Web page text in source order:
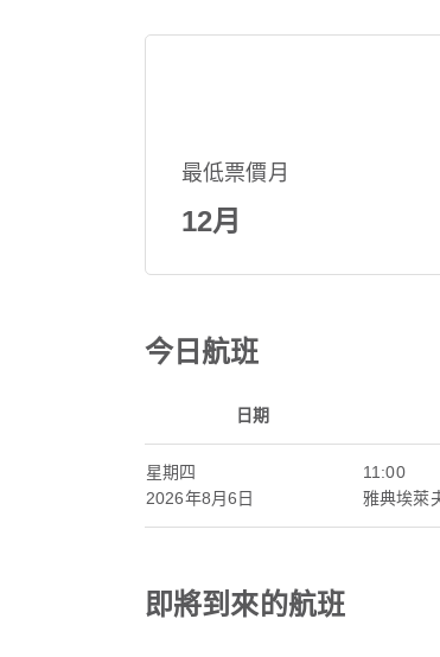
最低票價月
12月
今日航班
日期
星期四
2026年8月6日
11:00
雅典埃萊
即將到來的航班